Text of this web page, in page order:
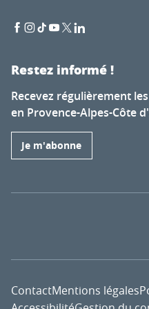
Restez informé !
Recevez régulièrement
en Provence-Alpes-Côte
Je m'abonne
ContactMentions légales